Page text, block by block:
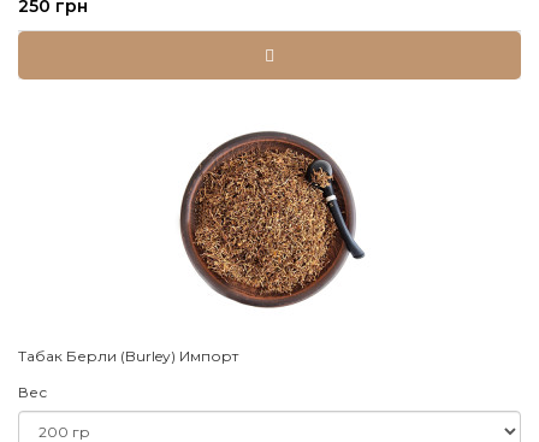
250 грн
Табак Берли (Burley) Импорт
Вес